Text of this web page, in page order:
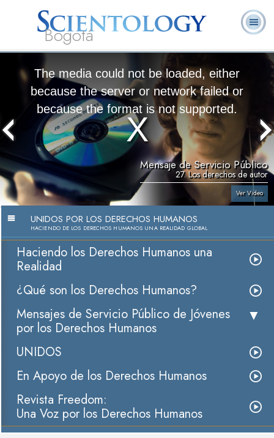
Bogotá
Voluntarios
Libros
The media could not be loaded, either
because the server or network failed or
because the format is not supported.
Mensaje de Servicio Público
27. Los derechos de autor
Ver Video
UNIDOS POR LOS DERECHOS HUMANOS
HACIENDO DE LOS DERECHOS HUMANOS UNA REALIDAD GLOBAL
Haciendo los Derechos Humanos una
Realidad
¿Qué son los Derechos Humanos?
Mensajes de Servicio Público de Jóvenes
por los Derechos Humanos
UNIDOS
En Apoyo de los Derechos Humanos
Revista Freedom:
Una Voz por los Derechos Humanos